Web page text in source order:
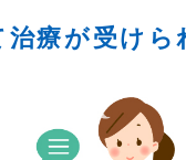
治療が受けら